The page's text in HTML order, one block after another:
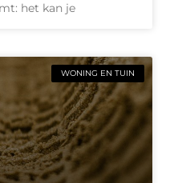
het kan je
WONING EN TUIN